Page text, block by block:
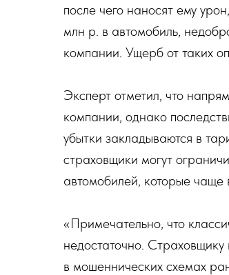
после чего наносят ему
млн р. в автомобиль,
компании. Ущерб от таких
Эксперт отметил, что
компании, однако
убытки закладываются в
страховщики могут
автомобилей, которые чаще
«Примечательно, что
недостаточно.
в мошеннических схемах